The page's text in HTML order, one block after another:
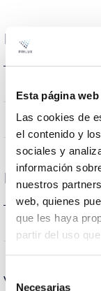
Esta página
Las cookies de
el contenido y
sociales y
información
nuestros
web, quienes
que les haya
partir del uso
Necesarias
Données
CRI Indice
Logement et
Indice
Vie